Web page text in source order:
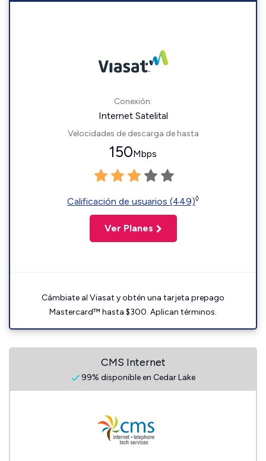
Conexión:
Internet Satelital
Velocidades de descarga de hasta
150Mbps
Calificación de usuarios (449)◊
Ver Planes
Cámbiate al Viasat y obtén una tarjeta prepago
Mastercard™ hasta $300. Aplican términos.
CMS Internet
99% disponible en Cedar Lake